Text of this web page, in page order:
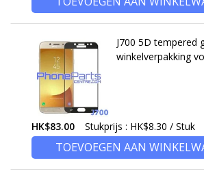
J700 5D tempered
winkelverpakking
HK$83.00 Stukprijs : HK$8.30 / Stuk
TOEVOEGEN AAN